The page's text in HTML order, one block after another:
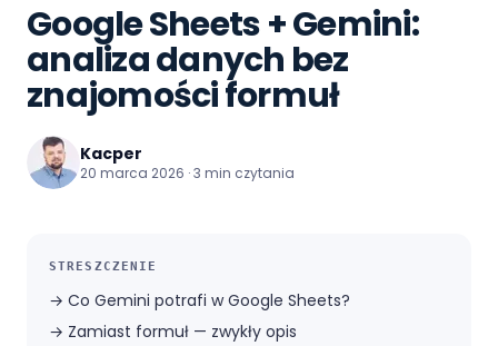
Google Sheets + Gemini:
analiza danych bez
znajomości formuł
Kacper
20 marca 2026 · 3 min czytania
STRESZCZENIE
→ Co Gemini potrafi w Google Sheets?
→ Zamiast formuł — zwykły opis